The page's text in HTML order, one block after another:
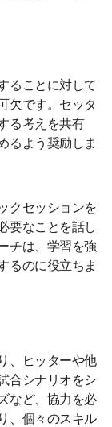
ることに対して
欠です。セッタ
る考えを共有
るよう奨励しま
クセッションを
要なことを話し
チは、学習を強
るのに役立ちま
、ヒッターや他
合シナリオをシ
など、協力を必
、個々のスキル